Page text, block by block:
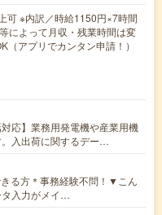
可 ※内訳／時給1150円×7時間
によって月収・残業時間は変
（アプリでカンタン申請！）
応】業務用発電機や産業用機
入出荷に関するデー…
る方＊事務経験不問！▼こん
タ入力がメイ…